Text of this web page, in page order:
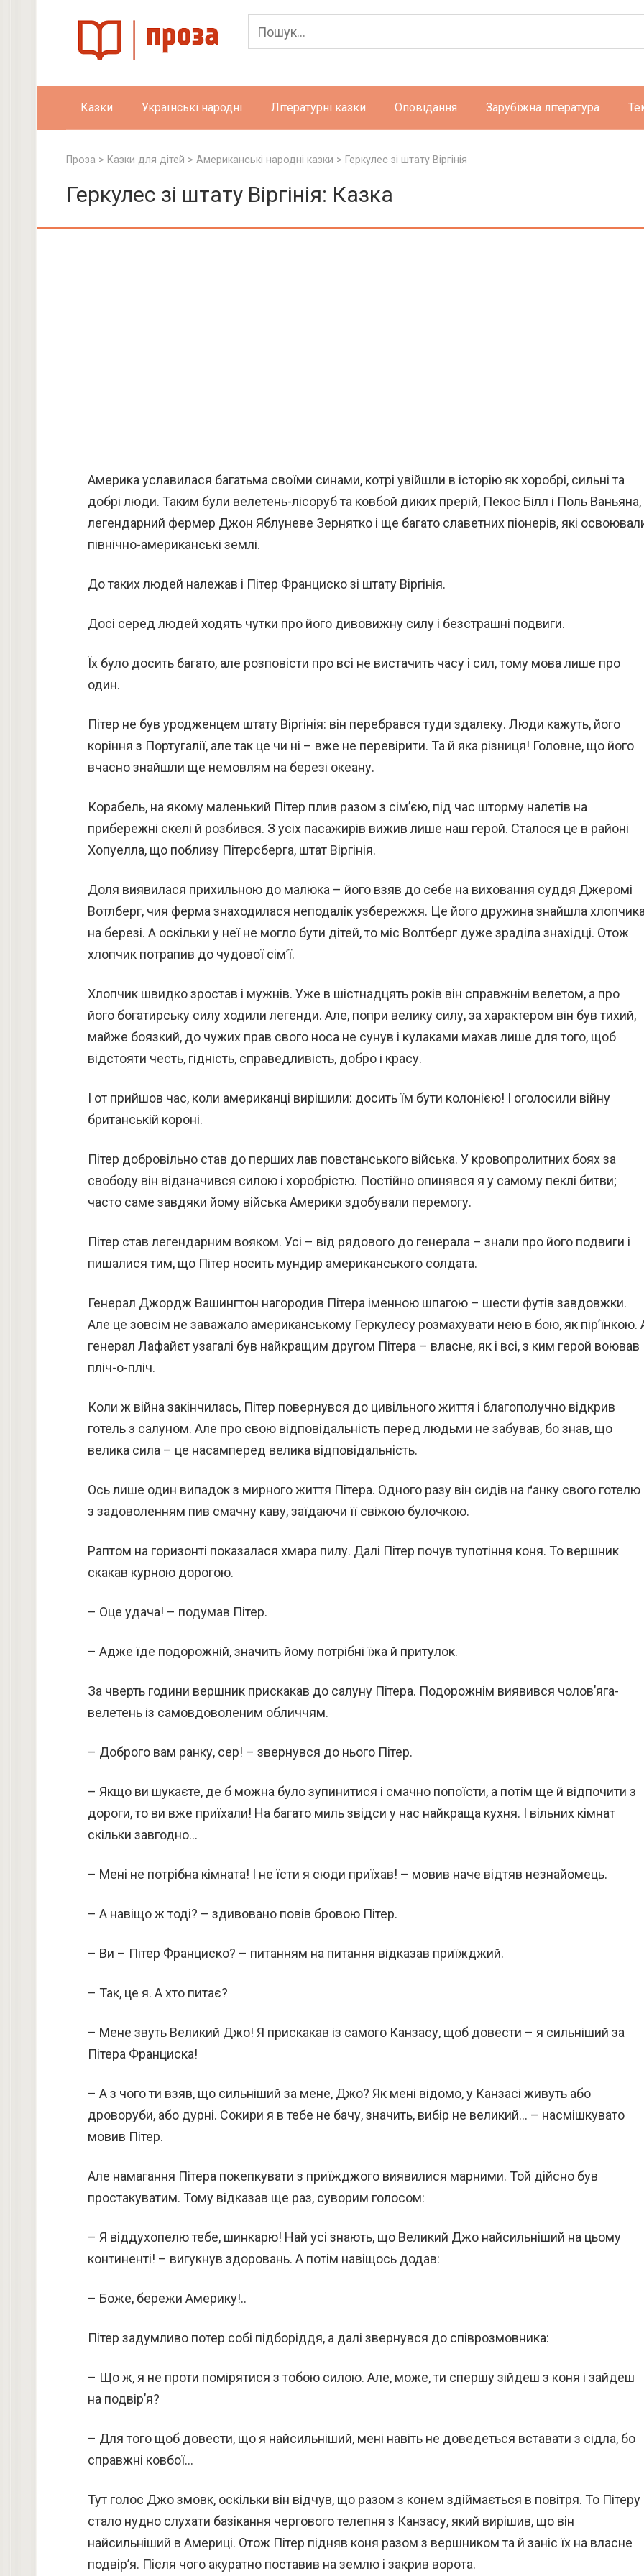
Казки Українські народні Літературні казки Оповідання Зарубіжна література
Проза > Казки для дітей > Американські народні казки > Геркулес зі штату Віргінія
Геркулес зі штату Віргінія: Казка
Америка уславилася багатьма своїми синами, котрі увійшли в історію як хоробрі, сильні та
добрі люди. Таким були велетень-лісоруб та ковбой диких прерій, Пекос Білл і Поль Ваньяна,
легендарний фермер Джон Яблуневе Зернятко і ще багато славетних піонерів, які
північно-американські землі.
До таких людей належав і Пітер Франциско зі штату Віргінія.
Досі серед людей ходять чутки про його дивовижну силу і безстрашні подвиги.
Їх було досить багато, але розповісти про всі не вистачить часу і сил, тому мова лише про
один.
Пітер не був уродженцем штату Віргінія: він перебрався туди здалеку. Люди кажуть, його
коріння з Португалії, але так це чи ні – вже не перевірити. Та й яка різниця! Головне, що його
вчасно знайшли ще немовлям на березі океану.
Корабель, на якому маленький Пітер плив разом з сім’єю, під час шторму налетів на
прибережні скелі й розбився. З усіх пасажирів вижив лише наш герой. Сталося це в районі
Хопуелла, що поблизу Пітерсберга, штат Віргінія.
Доля виявилася прихильною до малюка – його взяв до себе на виховання суддя Джеромі
Вотлберг, чия ферма знаходилася неподалік узбережжя. Це його дружина знайшла
на березі. А оскільки у неї не могло бути дітей, то міс Волтберг дуже зраділа знахідці. Отож
хлопчик потрапив до чудової сім’ї.
Хлопчик швидко зростав і мужнів. Уже в шістнадцять років він справжнім велетом, а про
його богатирську силу ходили легенди. Але, попри велику силу, за характером він був тихий,
майже боязкий, до чужих прав свого носа не сунув і кулаками махав лише для того, щоб
відстояти честь, гідність, справедливість, добро і красу.
І от прийшов час, коли американці вирішили: досить їм бути колонією! І оголосили війну
британській короні.
Пітер добровільно став до перших лав повстанського війська. У кровопролитних боях за
свободу він відзначився силою і хоробрістю. Постійно опинявся я у самому пеклі битви;
часто саме завдяки йому війська Америки здобували перемогу.
Пітер став легендарним вояком. Усі – від рядового до генерала – знали про його подвиги і
пишалися тим, що Пітер носить мундир американського солдата.
Генерал Джордж Вашингтон нагородив Пітера іменною шпагою – шести футів завдовжки.
Але це зовсім не заважало американському Геркулесу розмахувати нею в бою, як пір’їнкою.
генерал Лафайєт узагалі був найкращим другом Пітера – власне, як і всі, з ким герой воював
пліч-о-пліч.
Коли ж війна закінчилась, Пітер повернувся до цивільного життя і благополучно відкрив
готель з салуном. Але про свою відповідальність перед людьми не забував, бо знав, що
велика сила – це насамперед велика відповідальність.
Ось лише один випадок з мирного життя Пітера. Одного разу він сидів на ґанку свого готелю
з задоволенням пив смачну каву, заїдаючи її свіжою булочкою.
Раптом на горизонті показалася хмара пилу. Далі Пітер почув тупотіння коня. То вершник
скакав курною дорогою.
– Оце удача! – подумав Пітер.
– Адже їде подорожній, значить йому потрібні їжа й притулок.
За чверть години вершник прискакав до салуну Пітера. Подорожнім виявився чолов’яга-
велетень із самовдоволеним обличчям.
– Доброго вам ранку, сер! – звернувся до нього Пітер.
– Якщо ви шукаєте, де б можна було зупинитися і смачно попоїсти, а потім ще й відпочити з
дороги, то ви вже приїхали! На багато миль звідси у нас найкраща кухня. І вільних кімнат
скільки завгодно…
– Мені не потрібна кімната! І не їсти я сюди приїхав! – мовив наче відтяв незнайомець.
– А навіщо ж тоді? – здивовано повів бровою Пітер.
– Ви – Пітер Франциско? – питанням на питання відказав приїжджий.
– Так, це я. А хто питає?
– Мене звуть Великий Джо! Я прискакав із самого Канзасу, щоб довести – я сильніший за
Пітера Франциска!
– А з чого ти взяв, що сильніший за мене, Джо? Як мені відомо, у Канзасі живуть або
дроворуби, або дурні. Сокири я в тебе не бачу, значить, вибір не великий… – насмішкувато
мовив Пітер.
Але намагання Пітера покепкувати з приїжджого виявилися марними. Той дійсно був
простакуватим. Тому відказав ще раз, суворим голосом:
– Я віддухопелю тебе, шинкарю! Най усі знають, що Великий Джо найсильніший на цьому
континенті! – вигукнув здоровань. А потім навіщось додав:
– Боже, бережи Америку!..
Пітер задумливо потер собі підборіддя, а далі звернувся до співрозмовника:
– Що ж, я не проти помірятися з тобою силою. Але, може, ти спершу зійдеш з коня і зайдеш
на подвір’я?
– Для того щоб довести, що я найсильніший, мені навіть не доведеться вставати з сідла, бо
справжні ковбої…
Тут голос Джо змовк, оскільки він відчув, що разом з конем здіймається в повітря. То Пітеру
стало нудно слухати базікання чергового телепня з Канзасу, який вирішив, що він
найсильніший в Америці. Отож Пітер підняв коня разом з вершником та й заніс їх на власне
подвір’я. Після чого акуратно поставив на землю і закрив ворота.